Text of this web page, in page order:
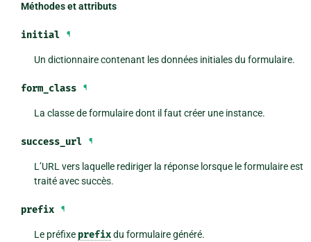
Méthodes et attributs
initial ¶
Un dictionnaire contenant les données initiales du formulaire.
form_class ¶
La classe de formulaire dont il faut créer une instance.
success_url ¶
L’URL vers laquelle rediriger la réponse lorsque le formulaire est
traité avec succès.
prefix ¶
Le préfixe prefixdu formulaire généré.